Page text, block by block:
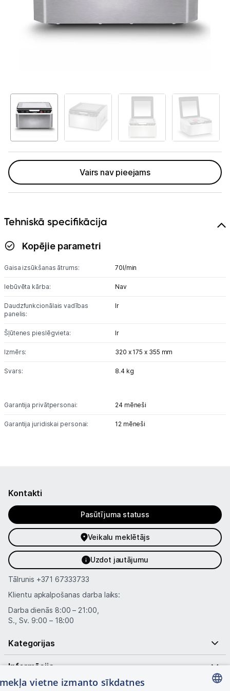
Viedierīces
Iebūvējamā tehnika
Mazā tehnika
Mazā virtuves tehnika
Mikroviļņu krāsnis
Tosteri
Vakuuma iepakotāji
Virtuves svari
Ūdens gāzēšanas aparāti
Mazās cepeškrāsnis
Mazās plītis
Ledus un saldējuma mašīnas
Mazās virtuves tehnikas aksesuāri
Klimata iekārtas
Apģērbu kopšana
Vairs nav pieejams
Tehniskā specifikācija
Kopējie parametri
Gaisa izsūkšanas ātrums: 70l/min
Iebūvēta kārba: Nav
Daudzfunkcionālais vadības
panelis:
Ir
Šļūtenes pieslēgvieta: Ir
Izmērs: 320 x 175 x 355 mm
Svars: 8.4 kg
Garantija privātpersonai: 24 mēneši
Garantija juridiskai personai: 12 mēneši
Kontakti
Pasūtījuma statuss
Veikalu meklētājs
Uzdot jautājumu
Tālrunis +371 67333733
Klientu apkalpošanas darba laiks:
Darba dienās 8:00 – 21:00,
S., Sv. 9:00 – 18:00
Kategorijas
Informācija
vietne izmanto sīkdatnes